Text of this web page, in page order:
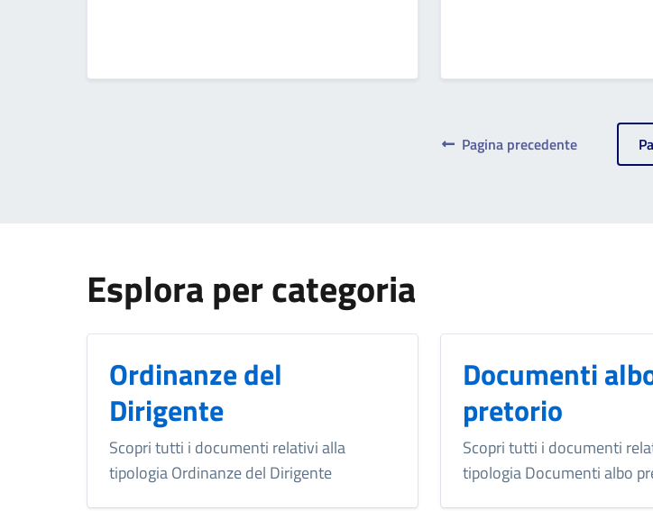
Pagina precedente
Esplora per categoria
Ordinanze del
Dirigente
Scopri tutti i documenti relativi alla
tipologia Ordinanze del Dirigente
Documenti
pretorio
Scopri tutti i documenti
tipologia Documenti albo